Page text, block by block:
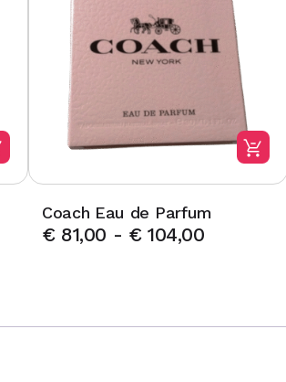
Coach Eau de Parfum
€81,00 - €104,00